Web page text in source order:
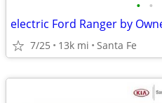
• •
electric Ford Ranger by
7/25 13k mi Santa Fe